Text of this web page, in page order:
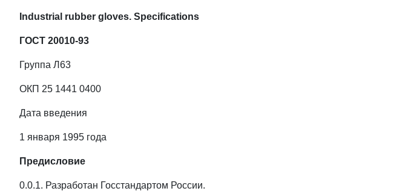
Industrial rubber gloves. Specifications
ГОСТ 20010-93
Группа Л63
ОКП 25 1441 0400
Дата введения
1 января 1995 года
Предисловие
0.0.1. Разработан Госстандартом России.